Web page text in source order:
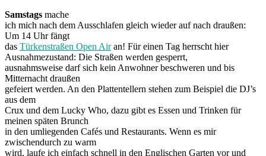
Samstags mache
ich mich nach dem Ausschlafen gleich wieder auf nach draußen:
Um 14 Uhr fängt
das Türkenstraßen Open Airan! Für einen Tag herrscht hier
Ausnahmezustand: Die Straßen werden gesperrt,
ausnahmsweise darf sich kein Anwohner beschweren und bis
Mitternacht draußen
gefeiert werden. An den Plattentellern stehen zum Beispiel die DJ’s
aus dem
Crux und dem Lucky Who, dazu gibt es Essen und Trinken für
meinen späten Brunch
in den umliegenden Cafés und Restaurants. Wenn es mir
zwischendurch zu warm
wird, laufe ich einfach schnell in den Englischen Garten vor und